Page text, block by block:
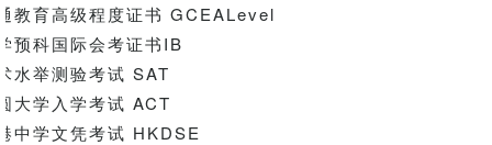
育高级程度证书 GCEALevel
科国际会考证书IB
举测验考试 SAT
学入学考试 ACT
学文凭考试 HKDSE